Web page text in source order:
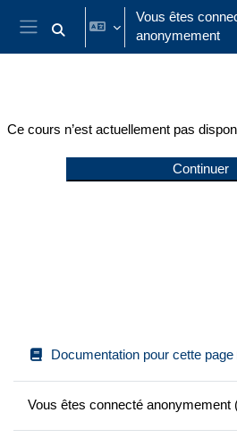
Passer au contenu principal
Panneau latéral
Activer/désactiver la saisie de
Vous êtes
anonymement
Ce cours n’est actuellement pas
Continuer
Documentation pour cette page
Vous êtes connecté anonymement